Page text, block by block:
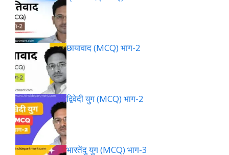
छायावाद (MCQ) भाग-2
द्विवेदी युग (MCQ) भाग-2
भारतेंदु युग (MCQ) भाग-3